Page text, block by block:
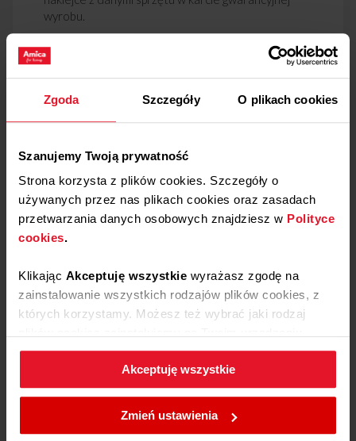
Zgoda Szczegóły O plikach cookies
Szanujemy Twoją prywatność
Strona korzysta z plików cookies. Szczegóły o
używanych przez nas plikach cookies oraz zasadach
przetwarzania danych osobowych znajdziesz w Polityce
cookies.
Klikając Akceptuję wszystkie wyrażasz zgodę na
zainstalowanie wszystkich rodzajów plików cookies, z
których korzystamy. Możesz też wybrać jaki rodzaj
klikającZmień ustawienia.
W każdej chwili możesz zmienić wybrane przez Ciebie
ustawienia plików cookies wchodząc w zakładkę
Akceptuję wszystkie
Zmień ustawienia
wyrobu.
Produkty
Promocje
Nowości
Kuchnie wolnostojące
Płyty
Piekarniki
Okapy
Lodówki
Zmywarki